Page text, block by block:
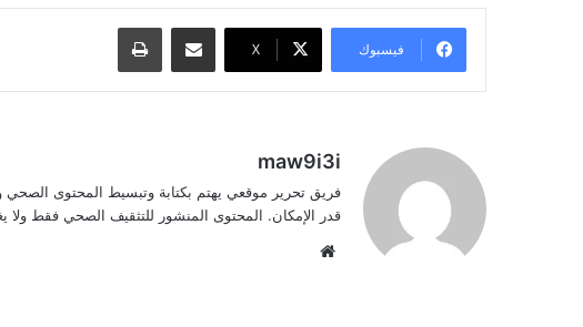
فيسبوك ‫X
مشاركة عبر البريد طباعة
maw9i3i
فريق تحرير موقعي يهتم بكتابة وتبسيط المحتوى الصحي
قدر الإمكان. المحتوى المنشور للتثقيف الصحي فقط